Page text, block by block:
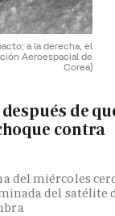
a la derecha, el
Aeroespacial de
Corea)
de
contra
del miércoles
del satélite